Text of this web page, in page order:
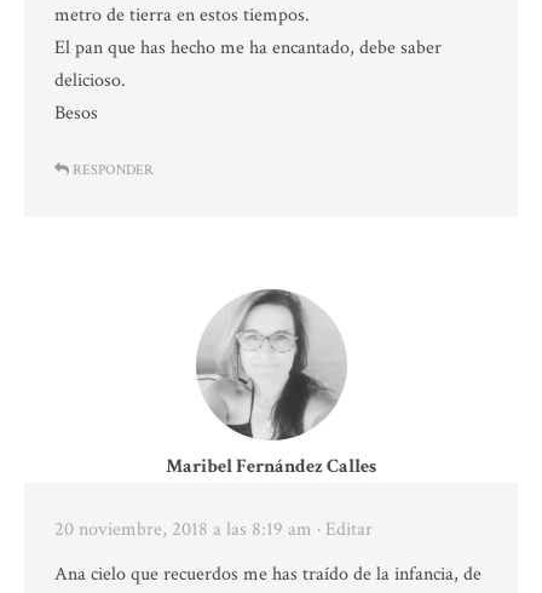
metro de tierra en estos tiempos.
El pan que has hecho me ha encantado, debe saber
delicioso.
Besos
RESPONDER
Maribel Fernández Calles
20 noviembre, 2018 a las 8:19 am · Editar
Ana cielo que recuerdos me has traído de la infancia, de